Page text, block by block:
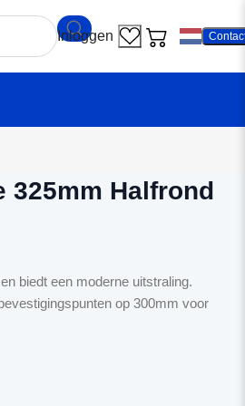
325mm Halfrond
biedt een moderne uitstraling.
op 300mm voor